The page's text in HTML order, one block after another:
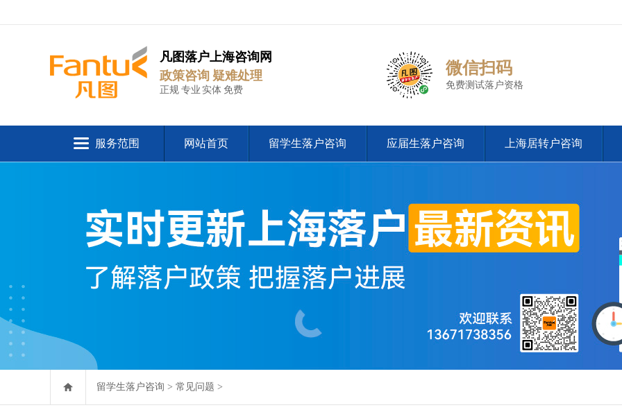
凡图落户上海咨询网
政策咨询 疑难处理
正规 专业 实体 免费
微信扫码
免费测试落户资格
服务范围 网站首页 留学生落户咨询 应届生落户咨询 上海居转户咨询
留学生落户咨询 > 常见问题 >